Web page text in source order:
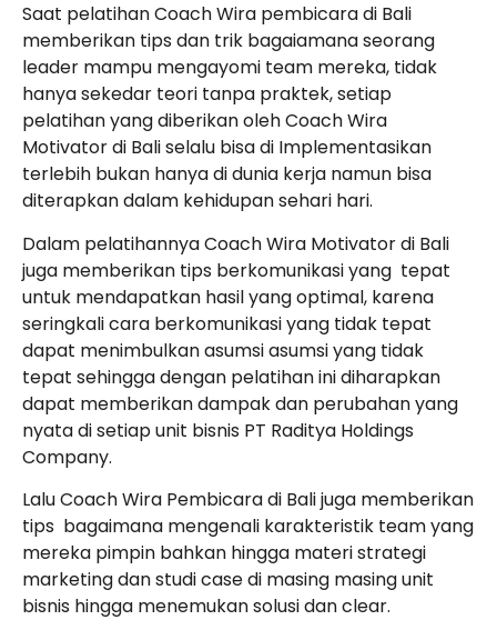
Saat pelatihan Coach Wira pembicara di Bali
memberikan tips dan trik bagaiamana seorang
leader mampu mengayomi team mereka, tidak
hanya sekedar teori tanpa praktek, setiap
pelatihan yang diberikan oleh Coach Wira
Motivator di Bali selalu bisa di Implementasikan
terlebih bukan hanya di dunia kerja namun bisa
diterapkan dalam kehidupan sehari hari.
Dalam pelatihannya Coach Wira Motivator di Bali
juga memberikan tips berkomunikasi yang tepat
untuk mendapatkan hasil yang optimal, karena
seringkali cara berkomunikasi yang tidak tepat
dapat menimbulkan asumsi asumsi yang tidak
tepat sehingga dengan pelatihan ini diharapkan
dapat memberikan dampak dan perubahan yang
nyata di setiap unit bisnis PT Raditya Holdings
Company.
Lalu Coach Wira Pembicara di Bali juga memberikan
tips bagaimana mengenali karakteristik team yang
mereka pimpin bahkan hingga materi strategi
marketing dan studi case di masing masing unit
bisnis hingga menemukan solusi dan clear.